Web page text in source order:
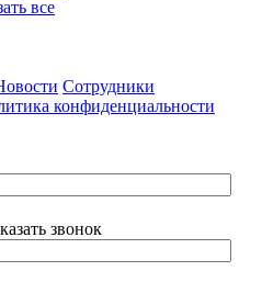
все
Сотрудники
конфиденциальности
звонок